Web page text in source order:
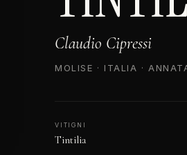
Claudio Cipressi
MOLISE · ITALIA ·
VITIGNI
Tintilia